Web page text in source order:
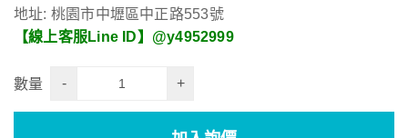
地址: 桃園市中壢區中正路553號
【線上客服Line ID】@y4952999
數量 - +